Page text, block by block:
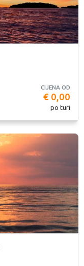
CIJENA OD
€ 0,00
po turi